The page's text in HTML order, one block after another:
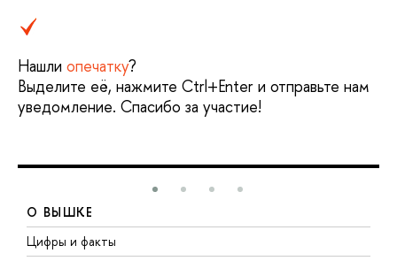
Нашли опечатку?
Выделите её, нажмите Ctrl+Enter и отправьте нам
уведомление. Спасибо за участие!
О ВЫШКЕ
Цифры и факты